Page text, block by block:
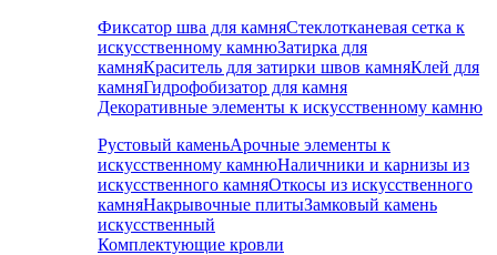
Фиксатор шва для камняСтеклотканевая сетка к
искусственному камнюЗатирка для
камняКраситель для затирки швов камняКлей для
камняГидрофобизатор для камня
Декоративные элементы к искусственному камню
Рустовый каменьАрочные элементы к
искусственному камнюНаличники и карнизы из
искусственного камняОткосы из искусственного
камняНакрывочные плитыЗамковый камень
искусственный
Комплектующие кровли